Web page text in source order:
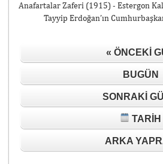
Anafartalar Zaferi (1915) - Estergon
Tayyip Erdoğan’ın
« ÖNCEKI
BUGÜN
SONRAKI
TARIH
ARKA